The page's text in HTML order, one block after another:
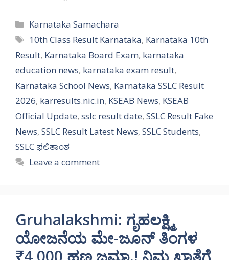
Categories
Karnataka Samachara
Tags
10th Class Result Karnataka, Karnataka 10th
Result, Karnataka Board Exam, karnataka
education news, karnataka exam result,
Karnataka School News, Karnataka SSLC Result
2026, karresults.nic.in, KSEAB News, KSEAB
Official Update, sslc result date, SSLC Result Fake
News, SSLC Result Latest News, SSLC Students,
SSLC ಫಲಿತಾಂಶ
Leave a comment
Gruhalakshmi: ಗೃಹಲಕ್ಷ್ಮಿ
ಯೋಜನೆಯ ಮೇ-ಜೂನ್ ತಿಂಗಳ